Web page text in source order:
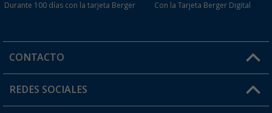
Durante 100 días con la tarjeta Berger
Con la Tarjeta Berger Digital
CONTACTO
Horario de atención al cliente:
REDES SOCIALES